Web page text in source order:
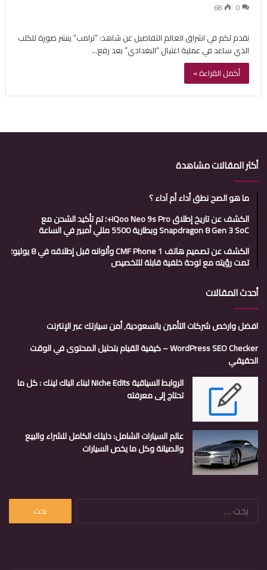
0
68
نقدم لكم في اشراق العالم التفاصيل عن شاهد: “ترامب” ينشر صورة للكلب
الذي ساعد في عملية اغتيال “البغدادي” بعد رفع…
أكمل القراءة »
أكثر المقالات مشاهدة
ما هو الصح نطق أداء أم آداء ؟
الكشف عن تاريخ إطلاق iQoo Neo 9s Pro+؛ تم تأكيد الشحن مع
Snapdragon 8 Gen 3 SoC وبطارية 5500 مللي أمبير في الساعة
الكشف عن تصميم هاتف CMF Phone 1 وألوانه قبل إطلاقه في 8 يوليو؛
تمت رؤيته مع لوحة خلفية قابلة للتخصيص
أحدث المقالات
افضل وارخص شركات التأمين بالسعودية, أمن سيارتك عبر الإنترنت
WordPress SEO Checker – كيفية القيام بتحليل المحتوى في الوقت
الحقيقي
الروابط السياقية Niche Edits لبناء الباك لينك : كل ما
تحتاج إلى معرفته
عالم السيارات الشامل: دليلك الكامل للشراء والبيع
والصيانة وكل ما يخص السيارات
البحث